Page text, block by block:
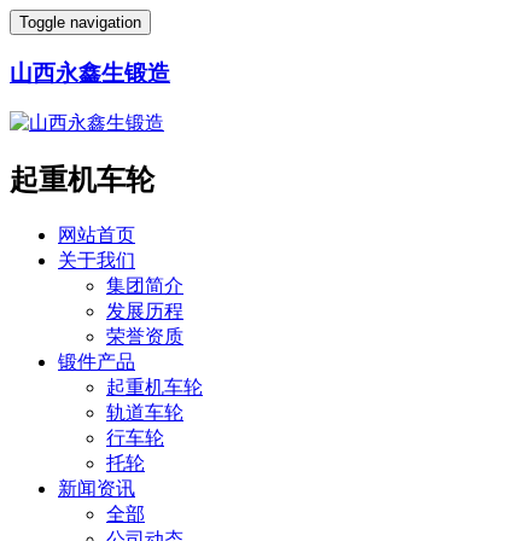
Toggle navigation
山西永鑫生锻造
起重机车轮
网站首页
关于我们
集团简介
发展历程
荣誉资质
锻件产品
起重机车轮
轨道车轮
行车轮
托轮
新闻资讯
全部